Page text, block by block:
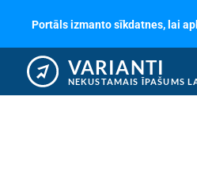
Portāls izmanto sīkdatnes, lai
VARIANTI
NEKUSTAMAIS ĪPAŠUMS